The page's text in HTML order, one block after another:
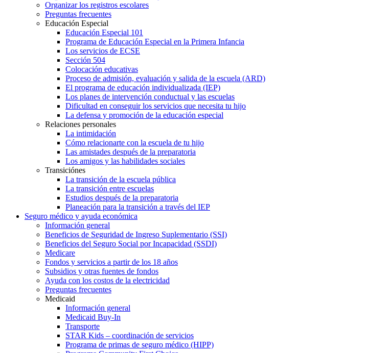
Organizar los registros escolares
Preguntas frecuentes
Educación Especial
Educación Especial 101
Programa de Educación Especial en la Primera Infancia
Los servicios de ECSE
Sección 504
Colocación educativas
Proceso de admisión, evaluación y salida de la escuela (ARD)
El programa de educación individualizada (IEP)
Los planes de intervención conductual y las escuelas
Dificultad en conseguir los servicios que necesita tu hijo
La defensa y promoción de la educación especial
Relaciones personales
La intimidación
Cómo relacionarte con la escuela de tu hijo
Las amistades después de la preparatoria
Los amigos y las habilidades sociales
Transiciónes
La transición de la escuela pública
La transición entre escuelas
Estudios después de la preparatoria
Planeación para la transición a través del IEP
Seguro médico y ayuda económica
Información general
Beneficios de Seguridad de Ingreso Suplementario (SSI)
Beneficios del Seguro Social por Incapacidad (SSDI)
Medicare
Fondos y servicios a partir de los 18 años
Subsidios y otras fuentes de fondos
Ayuda con los costos de la electricidad
Preguntas frecuentes
Medicaid
Información general
Medicaid Buy-In
Transporte
STAR Kids – coordinación de servicios
Programa de primas de seguro médico (HIPP)